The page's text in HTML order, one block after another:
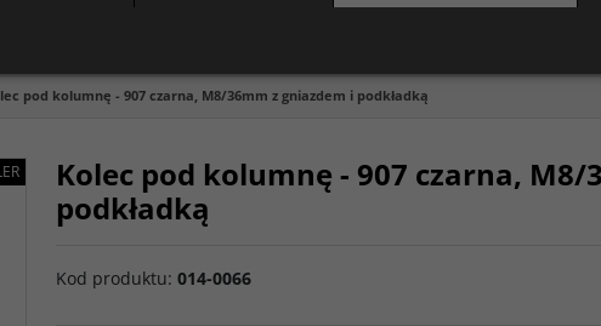
pod kolumnę - 907 czarna, M8/36mm z gniazdem i podkładką
Kolec pod kolumnę - 907 czarna,
podkładką
Kod produktu: 014-0066